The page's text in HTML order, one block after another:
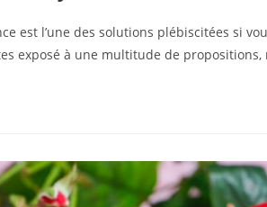
est l’une des solutions plébiscitées si
exposé à une multitude de